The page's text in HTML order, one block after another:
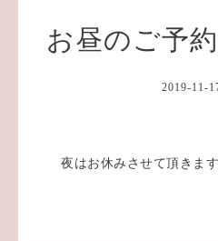
お昼のご予
2019-11-
夜はお休みさせて頂きます